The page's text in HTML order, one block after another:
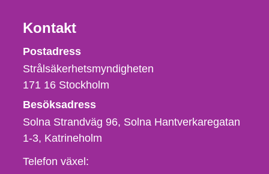
Kontakt
Strålsäkerhetsmyndigheten
Postadress
Strålsäkerhetsmyndigheten
171 16 Stockholm
Besöksadress
Solna Strandväg 96, Solna Hantverkaregatan
1-3 Katrineholm
Telefon,
Telefon växel: